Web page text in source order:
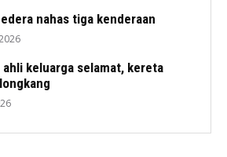
nahas tiga kenderaan
keluarga selamat, kereta